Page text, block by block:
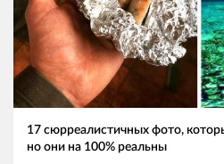
17 сюрреалистичных фото,
но они на 100% реальны